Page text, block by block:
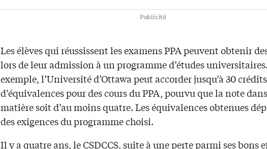
Publicité
Les élèves qui réussissent les examens PPA peuvent obtenir
lors de leur admission à un programme d’études
exemple, l’Université d’Ottawa peut accorder jusqu’à 30 crédits
d’équivalences pour des cours du PPA, pourvu que la note
matière soit d’au moins quatre. Les équivalences obtenues
des exigences du programme choisi.
Il y a quatre ans, le CSDCCS, suite à une perte parmi ses bons